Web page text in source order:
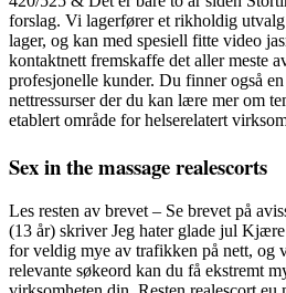
forslag. Vi lagerfører et rikholdig
lager, og kan med spesiell fitte video
kontaktnett fremskaffe det aller meste
profesjonelle kunder. Du finner også
nettressurser der du kan lære mer om
etablert område for helserelatert
Sex in the massage realescorts
Les resten av brevet – Se brevet på
(13 år) skriver Jeg hater glade jul
for veldig mye av trafikken på nett, og
relevante søkeord kan du få ekstremt